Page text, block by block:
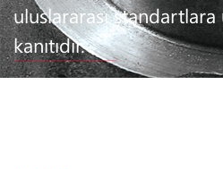
uluslararası
kanıtıdır.